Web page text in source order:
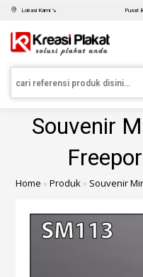
Lokasi Kami ↘ Pusat
Souvenir
Home »Produk» Souvenir